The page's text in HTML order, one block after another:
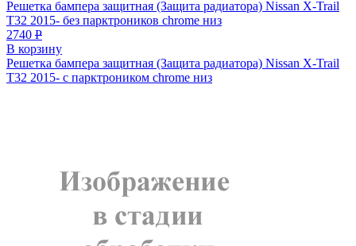
Решетка бампера защитная (Защита радиатора) Nissan X-Trail
T32 2015- без парктроников chrome низ
2740 Р
В корзину
Решетка бампера защитная (Защита радиатора) Nissan X-Trail
T32 2015- с парктроником chrome низ